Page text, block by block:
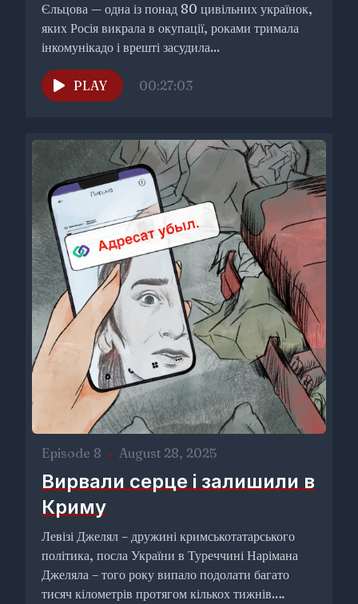
Єльцова — одна із понад 80 цивільних українок,
яких Росія викрала в окупації, роками тримала
інкомунікадо і врешті засудила...
PLAY 00:27:03
Episode 8 • August 28, 2025
Вирвали серце і залишили в
Криму
Левізі Джелял – дружині кримськотатарського
політика, посла України в Туреччині Нарімана
Джеляла – того року випало подолати багато
тисяч кілометрів протягом кількох тижнів.